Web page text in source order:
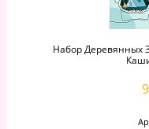
Набор Деревянных